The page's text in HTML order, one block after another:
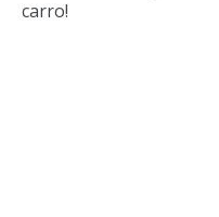
carro!